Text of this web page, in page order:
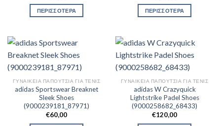
ΠΕΡΙΣΣΟΤΕΡΑ ΠΕΡΙΣΣΟΤΕΡΑ
ΓΥΝΑΙΚΕΊΑ ΠΑΠΟΎΤΣΙΑ ΓΙΑ ΤΕΝΙΣ
adidas Sportswear Breaknet
Sleek Shoes
(9000239181_87971)
€60,00
ΓΥΝΑΙΚΕΊΑ ΠΑΠΟΎΤΣΙΑ ΓΙΑ ΤΕΝΙΣ
adidas W Crazyquick
Lightstrike Padel Shoes
(9000258682_68433)
€120,00